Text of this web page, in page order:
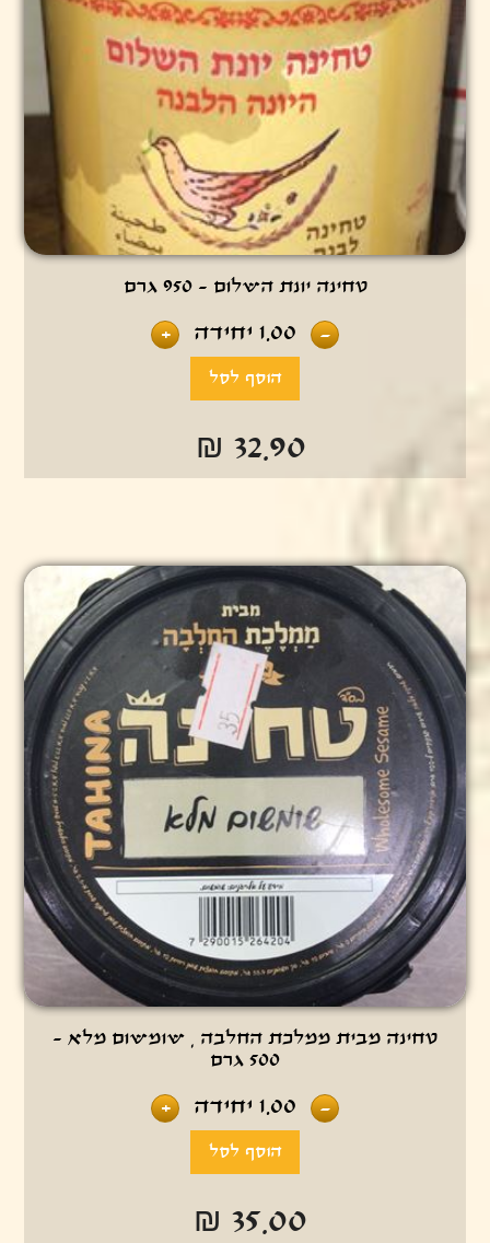
טחינה יונת השלום - 950 גרם
-
1.00 יחידה +
₪ 32.90
טחינה מבית ממלכת החלבה , שומשום מלא -
500 גרם
-
1.00 יחידה +
₪ 35.00